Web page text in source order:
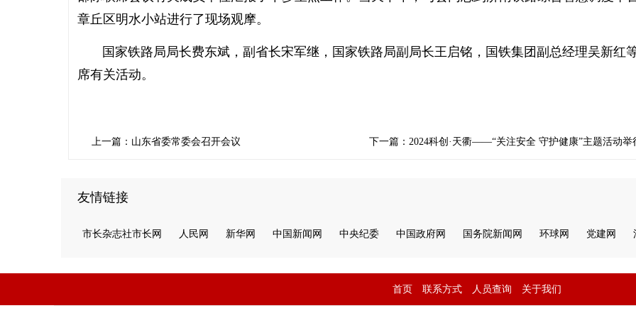
章丘区明水小站进行了现场观摩。
国家铁路局局长费东斌，副省长宋军继，国家铁路局副局长王启铭，国铁集团副总经理吴新红
席有关活动。
上一篇：山东省委常委会召开会议 下一篇：2024科创·天衢——“关注安全 守护健康”主题活动举
友情链接
市长杂志社市长网 人民网 新华网 中国新闻网 中央纪委 中国政府网 国务院新闻网 环球网 党建网
首页 联系方式 人员查询 关于我们